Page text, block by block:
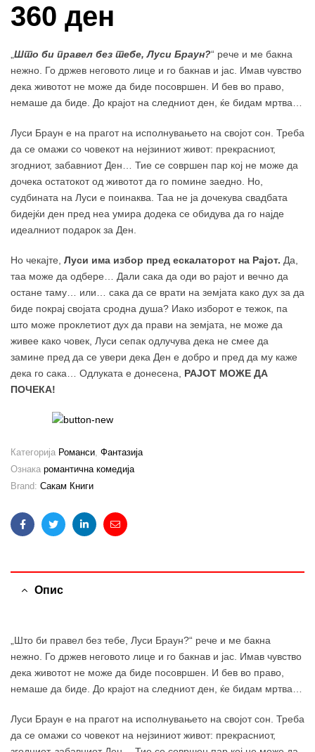
360 ден
„Што би правел без тебе, Луси Браун?“ рече и ме бакна
нежно. Го држев неговото лице и го бакнав и јас. Имав чувство
дека животот не може да биде посовршен. И бев во право,
немаше да биде. До крајот на следниот ден, ќе бидам мртва…
Луси Браун е на прагот на исполнувањето на својот сон. Треба
да се омажи со човекот на нејзиниот живот: прекрасниот,
згодниот, забавниот Ден… Тие се совршен пар кој не може да
дочека остатокот од животот да го помине заедно. Но,
судбината на Луси е поинаква. Таа не ја дочекува свадбата
бидејќи ден пред неа умира додека се обидува да го најде
идеалниот подарок за Ден.
Но чекајте, Луси има избор пред ескалаторот на Рајот. Да,
таа може да одбере… Дали сака да оди во рајот и вечно да
остане таму… или… сака да се врати на земјата како дух за да
биде покрај својата сродна душа? Иако изборот е тежок, па
што може проклетиот дух да прави на земјата, не може да
живее како човек, Луси сепак одлучува дека не смее да
замине пред да се увери дека Ден е добро и пред да му каже
дека го сака… Одлуката е донесена, РАЈОТ МОЖЕ ДА
ПОЧЕКА!
Категорија Романси Фантазија
Ознака романтична комедија
Brand: Сакам Книги
FacebookTwitterLinkedinEmail
Опис
„Што би правел без тебе, Луси Браун?“ рече и ме бакна
нежно. Го држев неговото лице и го бакнав и јас. Имав чувство
дека животот не може да биде посовршен. И бев во право,
немаше да биде. До крајот на следниот ден, ќе бидам мртва…
Луси Браун е на прагот на исполнувањето на својот сон. Треба
да се омажи со човекот на нејзиниот живот: прекрасниот,